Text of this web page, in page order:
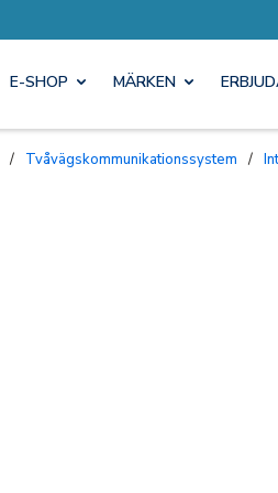
E-SHOP MÄRKEN
/ Tvåvägskommunikationssystem /